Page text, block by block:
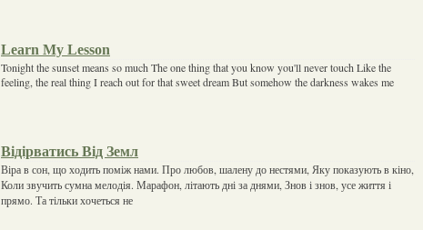
Learn My Lesson
Tonight the sunset means so much The one thing that you know you'll never touch Like the
feeling, the real thing I reach out for that sweet dream But somehow the darkness wakes me
Відірватись Від Земл
Віра в сон, що ходить поміж нами. Про любов, шалену до нестями, Яку показують в кіно,
Коли звучить сумна мелодія. Марафон, літають дні за днями, Знов і знов, усе життя і
прямо. Та тільки хочеться не